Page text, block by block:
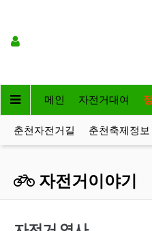
메인 자전거대여
춘천자전거길 춘천축제정보
자전거이야기